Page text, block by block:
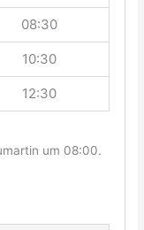
08:30
10:30
12:30
um 08:00.